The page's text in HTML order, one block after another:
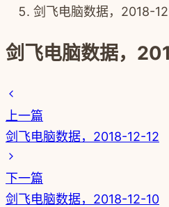
剑飞电脑数据，2018-
剑飞电脑数据，
上一篇
剑飞电脑数据，2018-12-12
下一篇
剑飞电脑数据，2018-12-10